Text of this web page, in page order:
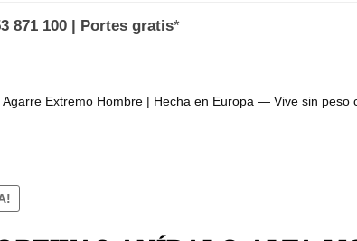
871 100 | Portes gratis*
Extremo Hombre | Hecha en Europa — Vive sin peso